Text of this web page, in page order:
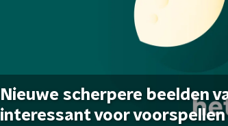
Nieuwe scherpere beelden
interessant voor